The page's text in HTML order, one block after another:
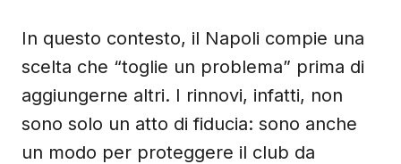
In questo contesto, il Napoli compie una
scelta che “toglie un problema” prima di
aggiungerne altri. I rinnovi, infatti, non
sono solo un atto di fiducia: sono anche
un modo per proteggere il club da